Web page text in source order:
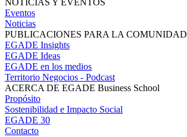
NOTICIAS Y EVENTOS
Eventos
Noticias
PUBLICACIONES PARA LA COMUNIDAD
EGADE Insights
EGADE Ideas
EGADE en los medios
Territorio Negocios - Podcast
ACERCA DE EGADE Business School
Propósito
Sostenibilidad e Impacto Social
EGADE 30
Contacto